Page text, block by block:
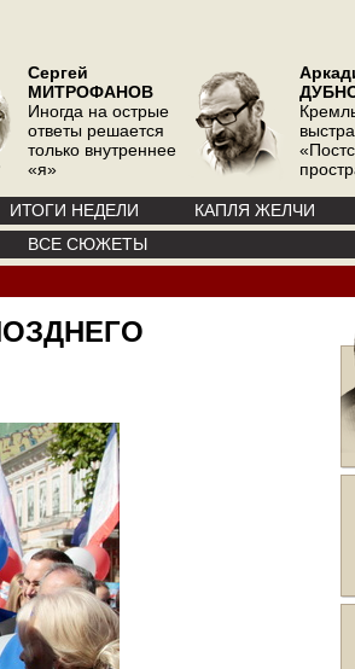
Сергей
МИТРОФАНОВ
Иногда на острые
ответы решается
только внутреннее
«я»
ИТОГИ НЕДЕЛИ КАПЛЯ ЖЕЛЧИ
ВСЕ СЮЖЕТЫ